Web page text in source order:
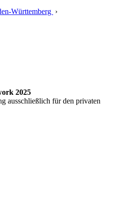
Württemberg ›
2025
ausschließlich für den privaten